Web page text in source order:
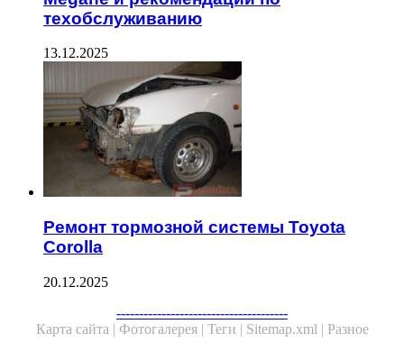
техобслуживанию
13.12.2025
Ремонт тормозной системы Toyota
Corolla
20.12.2025
--------------------------------------
Карта сайта | Фотогалерея | Теги | Sitemap.xml | Разное